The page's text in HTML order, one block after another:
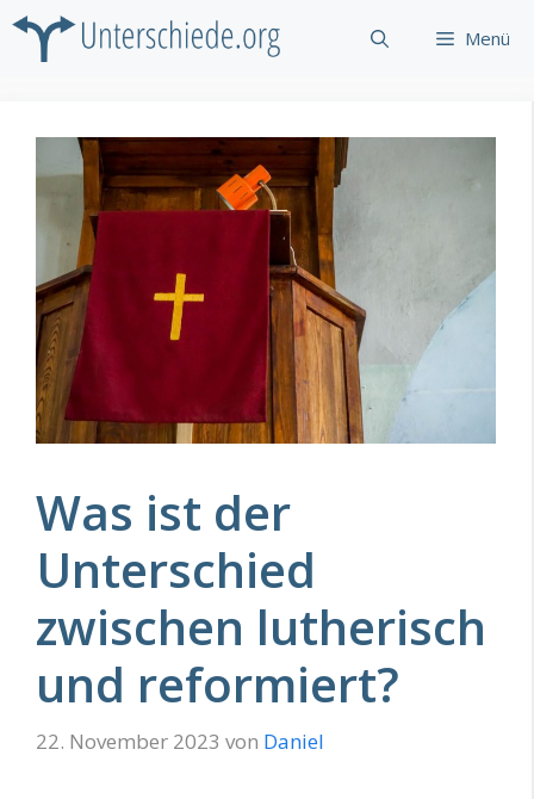
Zum
Inhalt
Menü
Was ist der
Unterschied
zwischen lutherisch
und reformiert?
22. November 2023 von Daniel